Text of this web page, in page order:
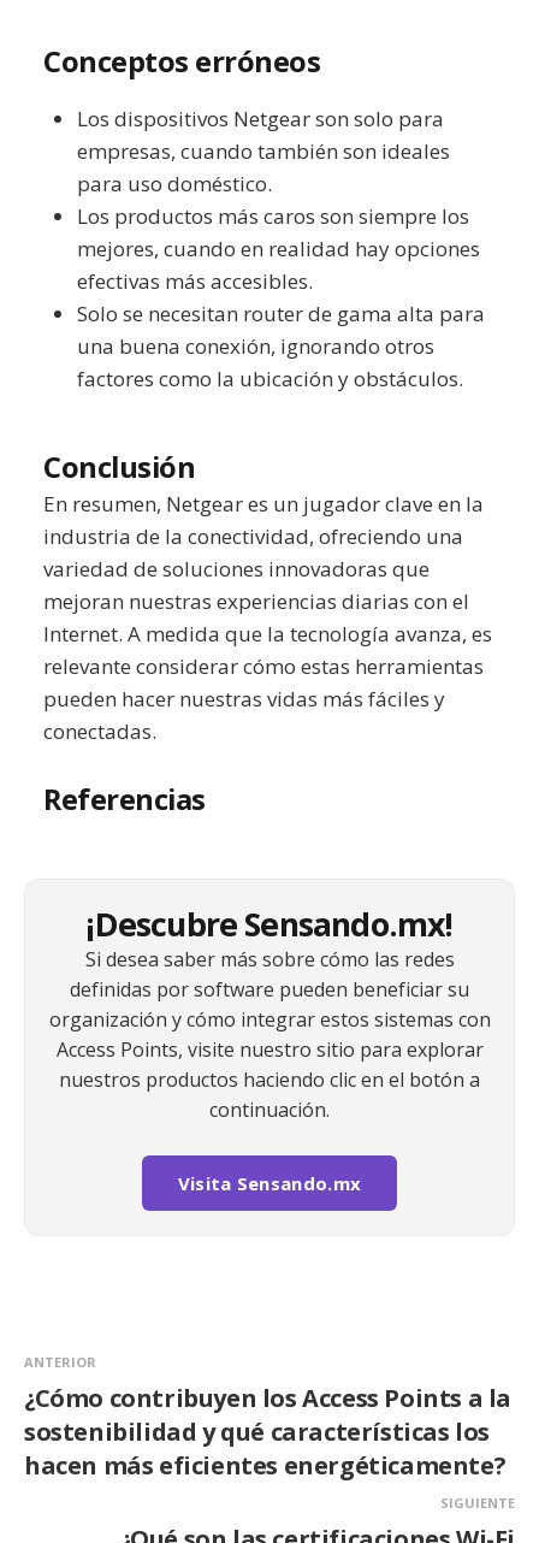
Conceptos erróneos
Los dispositivos Netgear son solo para
empresas, cuando también son ideales
para uso doméstico.
Los productos más caros son siempre los
mejores, cuando en realidad hay opciones
efectivas más accesibles.
Solo se necesitan router de gama alta para
una buena conexión, ignorando otros
factores como la ubicación y obstáculos.
Conclusión
En resumen, Netgear es un jugador clave en la
industria de la conectividad, ofreciendo una
variedad de soluciones innovadoras que
mejoran nuestras experiencias diarias con el
Internet. A medida que la tecnología avanza, es
relevante considerar cómo estas herramientas
pueden hacer nuestras vidas más fáciles y
conectadas.
Referencias
¡Descubre Sensando.mx!
Si desea saber más sobre cómo las redes
definidas por software pueden beneficiar su
organización y cómo integrar estos sistemas con
Access Points, visite nuestro sitio para explorar
nuestros productos haciendo clic en el botón a
continuación.
Visita Sensando.mx
ANTERIOR
¿Cómo contribuyen los Access Points a la
sostenibilidad y qué características los
hacen más eficientes energéticamente?
SIGUIENTE